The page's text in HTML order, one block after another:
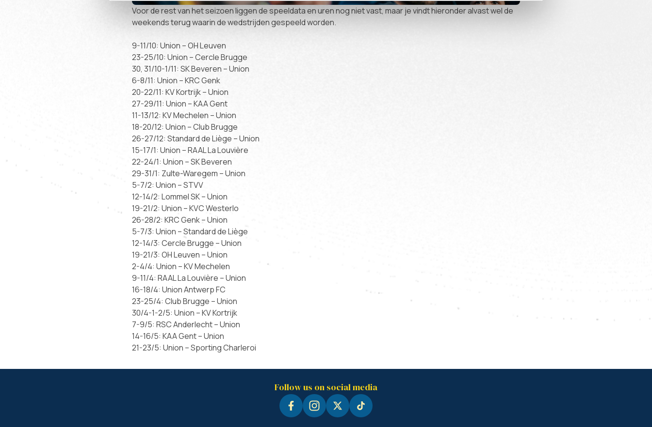
Voor de rest van het seizoen liggen de speeldata en uren nog niet vast, maar je vindt hieronder alvast wel de
weekends terug waarin de wedstrijden gespeeld worden.
9-11/10: Union – OH Leuven
23-25/10: Union – Cercle Brugge
30, 31/10-1/11: SK Beveren – Union
6-8/11: Union – KRC Genk
20-22/11: KV Kortrijk – Union
27-29/11: Union – KAA Gent
11-13/12: KV Mechelen – Union
18-20/12: Union – Club Brugge
26-27/12: Standard de Liège – Union
15-17/1: Union – RAAL La Louvière
22-24/1: Union – SK Beveren
29-31/1: Zulte-Waregem – Union
5-7/2: Union – STVV
12-14/2: Lommel SK – Union
19-21/2: Union – KVC Westerlo
26-28/2: KRC Genk – Union
5-7/3: Union – Standard de Liège
12-14/3: Cercle Brugge – Union
19-21/3: OH Leuven – Union
2-4/4: Union – KV Mechelen
9-11/4: RAAL La Louvière – Union
16-18/4: Union Antwerp FC
23-25/4: Club Brugge – Union
30/4-1-2/5: Union – KV Kortrijk
7-9/5: RSC Anderlecht – Union
14-16/5: KAA Gent – Union
21-23/5: Union – Sporting Charleroi
Follow us on social media